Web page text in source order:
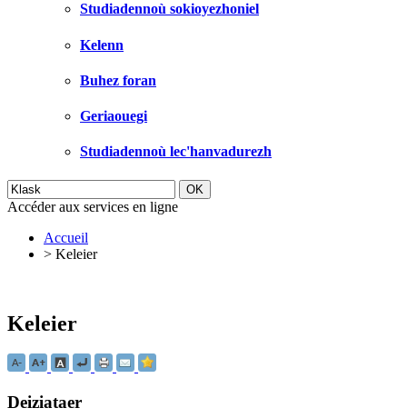
Studiadennoù sokioyezhoniel
Kelenn
Buhez foran
Geriaouegi
Studiadennoù lec'hanvadurezh
Accéder aux services en ligne
Accueil
> Keleier
Keleier
Deiziataer